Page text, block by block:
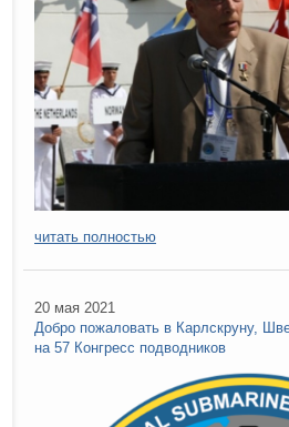
читать полностью
20 мая 2021
Добро пожаловать в Карлскруну,
на 57 Конгресс подводников